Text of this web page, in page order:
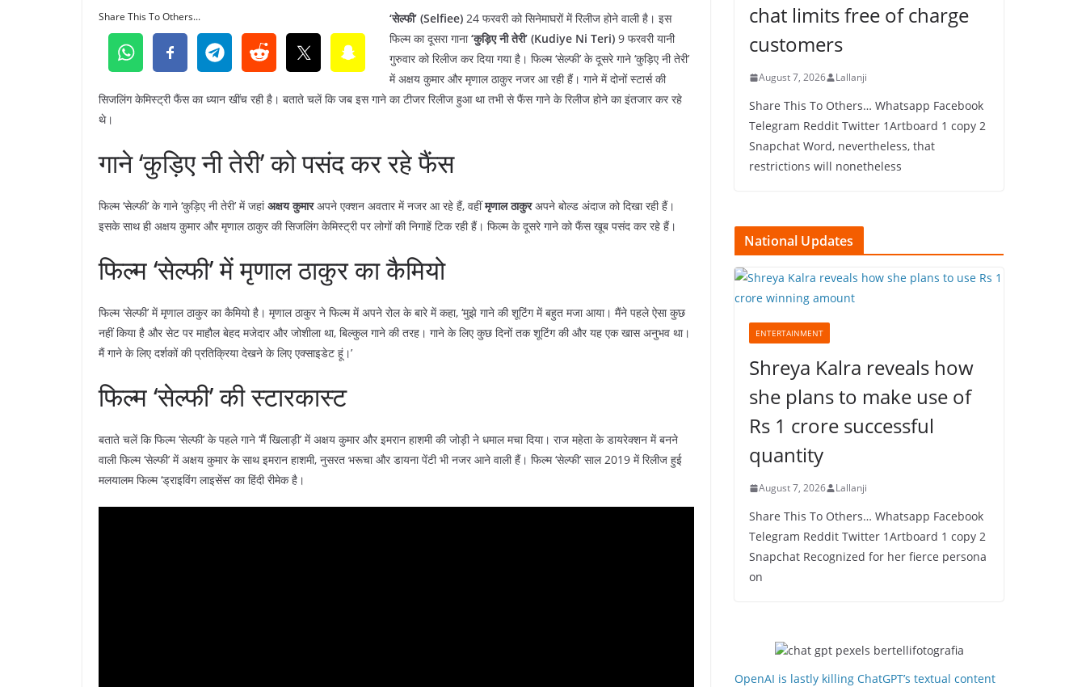
Share This To Others...
‘सेल्फी’ (Selfiee) 24 फरवरी को सिनेमाघरों में रिलीज होने वाली है। इस
फिल्म का दूसरा गाना‘कुड़िए नी तेरी’ (Kudiye Ni Teri) 9 फरवरी यानी
गुरुवार को रिलीज कर दिया गया है। फिल्म ‘सेल्फी’ के दूसरे गाने ‘कुड़िए नी तेरी’
में अक्षय कुमार और मृणाल ठाकुर नजर आ रही हैं। गाने में दोनों स्टार्स की
सिजलिंग केमिस्ट्री फैंस का ध्यान खींच रही है। बताते चलें कि जब इस गाने का टीजर रिलीज हुआ था तभी से फैंस गाने के रिलीज होने का इंतजार कर रहे
थे।
गाने ‘कुड़िए नी तेरी’ को पसंद कर रहे फैंस
फिल्म ‘सेल्फी’ के गाने ‘कुड़िए नी तेरी’ में जहांअक्षय कुमारअपने एक्शन अवतार में नजर आ रहे हैं, वहींमृणाल ठाकुरअपने बोल्ड अंदाज को दिखा रही हैं।
इसके साथ ही अक्षय कुमार और मृणाल ठाकुर की सिजलिंग केमिस्ट्री पर लोगों की निगाहें टिक रही हैं। फिल्म के दूसरे गाने को फैंस खूब पसंद कर रहे हैं।
फिल्म ‘सेल्फी’ में मृणाल ठाकुर का कैमियो
फिल्म ‘सेल्फी’ में मृणाल ठाकुर का कैमियो है। मृणाल ठाकुर ने फिल्म में अपने रोल के बारे में कहा, ‘मुझे गाने की शूटिंग में बहुत मजा आया। मैंने पहले ऐसा कुछ
नहीं किया है और सेट पर माहौल बेहद मजेदार और जोशीला था, बिल्कुल गाने की तरह। गाने के लिए कुछ दिनों तक शूटिंग की और यह एक खास अनुभव था।
मैं गाने के लिए दर्शकों की प्रतिक्रिया देखने के लिए एक्साइडेट हूं।’
फिल्म ‘सेल्फी’ की स्टारकास्ट
बताते चलें कि फिल्म ‘सेल्फी’ के पहले गाने ‘मैं खिलाड़ी’ में अक्षय कुमार और इमरान हाशमी की जोड़ी ने धमाल मचा दिया। राज महेता के डायरेक्शन में बनने
वाली फिल्म ‘सेल्फी’ में अक्षय कुमार के साथ इमरान हाशमी, नुसरत भरूचा और डायना पेंटी भी नजर आने वाली हैं। फिल्म ‘सेल्फी’ साल 2019 में रिलीज हुई
मलयालम फिल्म ‘ड्राइविंग लाइसेंस’ का हिंदी रीमेक है।
chat limits free of charge
customers
August 7, 2026 Lallanji
Share This To Others… Whatsapp Facebook
Telegram Reddit Twitter 1Artboard 1 copy 2
Snapchat Word, nevertheless, that
restrictions will nonetheless
National Updates
ENTERTAINMENT
Shreya Kalra reveals how
she plans to make use of
Rs 1 crore successful
quantity
August 7, 2026 Lallanji
Share This To Others… Whatsapp Facebook
Telegram Reddit Twitter 1Artboard 1 copy 2
Snapchat Recognized for her fierce persona
on
OpenAI is lastly killing ChatGPT’s textual content